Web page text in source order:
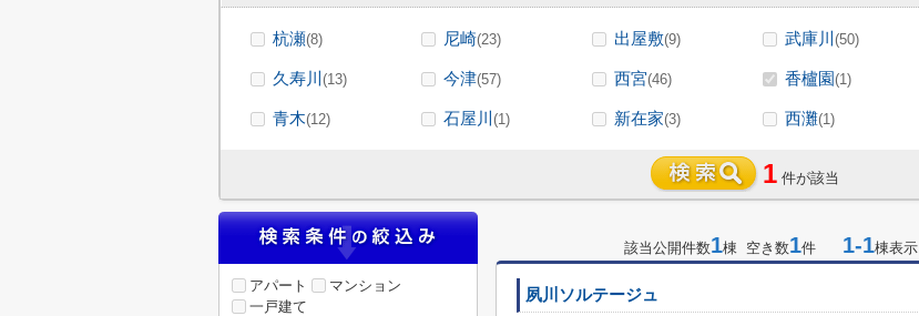
杭瀬(8) 尼崎(23) 出屋敷(9) 武庫川 (50)
久寿川 (13) 今津(57) 西宮(46) 香櫨園(1)
青木(12) 石屋川 (1) 新在家(3) 西灘(1)
1 件が該当
該当公開件数1棟 空き数1件 1-1棟表示
夙川ソルテージュ
アパート
マンション
一戸建て